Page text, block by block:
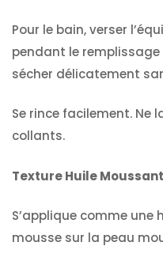
Pour le bain, verser
pendant le remplissage
sécher délicatement
Se rince facilement. Ne
collants.
Texture Huile
S’applique comme une
mousse sur la peau